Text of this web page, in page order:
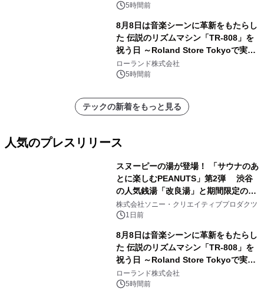
5時間前
8月8日は音楽シーンに革新をもたらし
た 伝説のリズムマシン「TR-808」を
祝う日 ～Roland Store Tokyoで実機
を展示しての 記念キャンペーンを開
催 英国ラジオ「NTS」の 特別プログ
アーティストを フィーチャーしたアニ
メーションを公開～
ローランド株式会社
5時間前
テックの新着をもっと見る
人気のプレスリリース
スヌーピーの湯が登場！ 「サウナのあ
とに楽しむPEANUTS」第2弾 渋谷
の人気銭湯「改良湯」と期間限定のコ
ラボレーション サウナイキタイコラ
ボグッズも発売決定！
株式会社ソニー・クリエイティブプロダクツ
1日前
8月8日は音楽シーンに革新をもたらし
た 伝説のリズムマシン「TR-808」を
祝う日 ～Roland Store Tokyoで実機
を展示しての 記念キャンペーンを開
催 英国ラジオ「NTS」の 特別プログ
ローランド株式会社
5時間前